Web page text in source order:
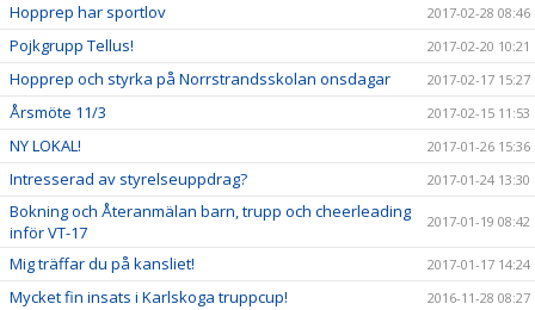
Hopprep har sportlov 2017-02-28 08:46
Pojkgrupp Tellus! 2017-02-20 10:21
Hopprep och styrka på Norrstrandsskolan onsdagar 2017-02-17 15:27
Årsmöte 11/3 2017-02-15 11:53
NY LOKAL! 2017-01-26 15:36
Intresserad av styrelseuppdrag? 2017-01-24 13:30
Bokning och Återanmälan barn, trupp och cheerleading
inför VT-17
2017-01-19 08:42
Mig träffar du på kansliet! 2017-01-17 14:24
Mycket fin insats i Karlskoga truppcup! 2016-11-28 08:27